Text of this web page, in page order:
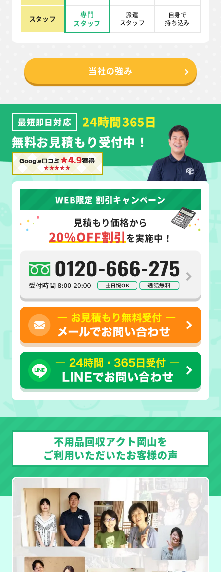
スタッフ
専門
スタッフ
派遣
スタッフ
自身で
持ち込み
当社の強み
最短即日対応
24時間365日
無料お見積もり受付中！
Google口コミ★4.9獲得
WEB限定 割引キャンペーン
見積もり価格から
20%OFF割引を実施中！
不用品回収アクト岡山を
ご利用いただいたお客様の声